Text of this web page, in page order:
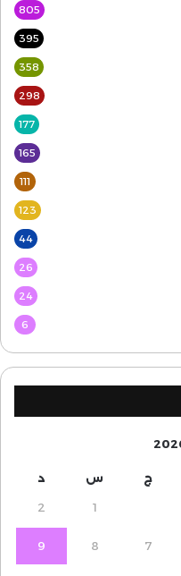
805
395
358
298
177
165
111
123
44
26
24
6
ج س د
1
2
7
8
9